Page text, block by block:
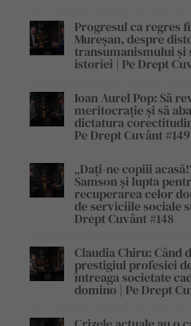
Progresul ca regres
Mureșan, despre
transumanismului și
istoriei | Pe Drept
Ioan Aurel Pop: Să
meritocrație și să
dictatura
Pe Drept Cuvânt #149
„Dați-ne copiii
Samson și lupta
recuperarea celor
de serviciile sociale
Drept Cuvânt #148
Claudia Chiru: Când
prestigiul profesiei
întreaga societate
domino | Pe Drept